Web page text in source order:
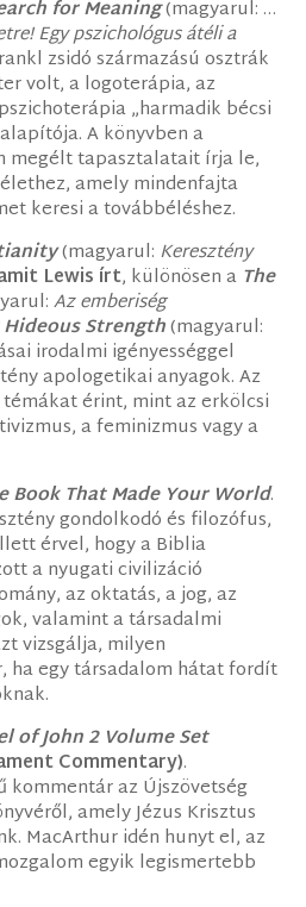
for Meaning(magyarul: …
Egy pszichológus átéli a
zsidó származású osztrák
volt, a logoterápia, az
„harmadik bécsi
A könyvben a
megélt tapasztalatait írja le,
amely mindenfajta
keresi a továbbéléshez.
(magyarul: Keresztény
Lewis írt, különösen a The
Az emberiség
Hideous Strength(magyarul:
irodalmi igényességgel
apologetikai anyagok. Az
érint, mint az erkölcsi
a feminizmus vagy a
Book That Made Your World.
gondolkodó és filozófus,
érvel, hogy a Biblia
a nyugati civilizáció
az oktatás, a jog, az
valamint a társadalmi
vizsgálja, milyen
ha egy társadalom hátat fordít
of John 2 Volume Set
Commentary).
kommentár az Újszövetség
amely Jézus Krisztus
MacArthur idén hunyt el, az
egyik legismertebb